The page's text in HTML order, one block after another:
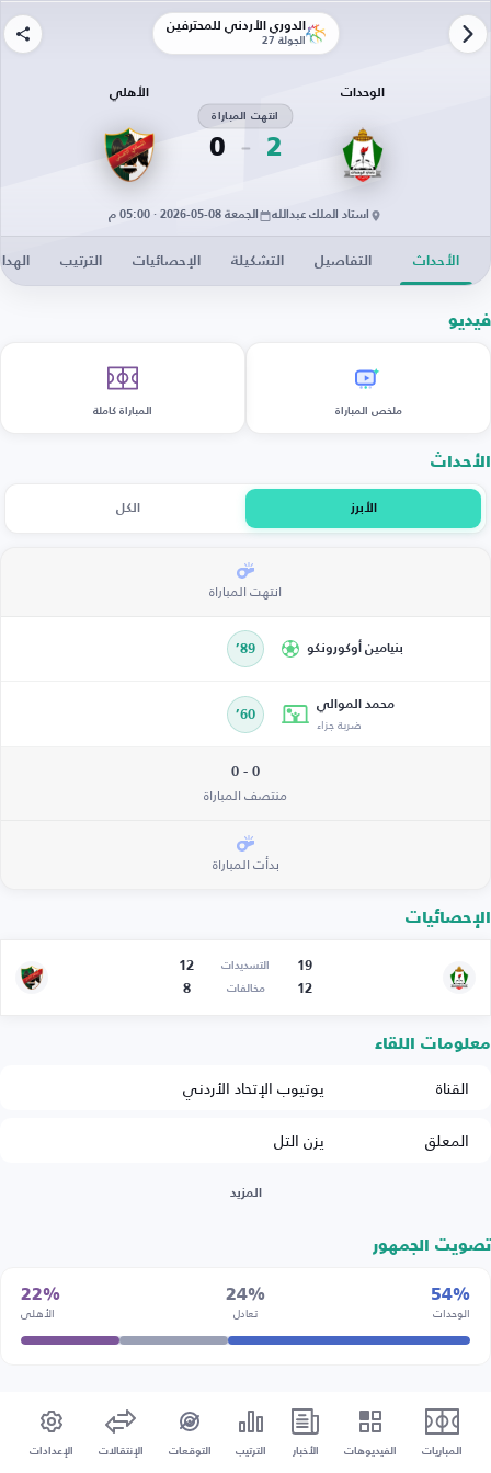
الدوري الأردني للمحترفين
الجولة 27
الوحدات
2
انتهت المباراة
0
الأهلي
استاد الملك عبدالله الجمعة 08-05-2026 · 05:00 م
الأحداث التفاصيل التشكيلة الإحصائيات الترتيب
فيديو
ملخص المباراة المباراة كاملة
الأحداث
الأبرز الكل
انتهت المباراة
بنيامين أوكورونكو 89’
محمد الموالي
ضربة جزاء 60’
0 - 0
منتصف المباراة
بدأت المباراة
الإحصائيات
19 التسديدات
12
12
مخالفات 8
معلومات اللقاء
القناة
يوتيوب الإتحاد الأردني
المعلق
يزن التل
المزيد
تصويت الجمهور
54%
الوحدات
24%
تعادل
22%
الأهلي
المباريات الفيديوهات الأخبار الترتيب التوقعات الإنتقالات الإعدادات